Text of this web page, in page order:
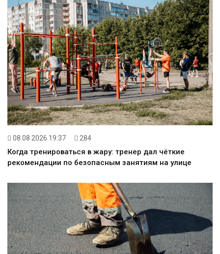
08.08.2026 19:37 284
Когда тренироваться в жару: тренер дал чёткие
рекомендации по безопасным занятиям на улице